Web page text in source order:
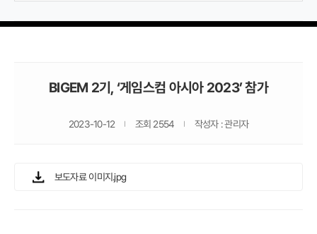
BIGEM 2기, ‘게임스컴 아시아 2023’ 참가
2023-10-12 조회 2554 작성자 : 관리자
보도자료 이미지.jpg